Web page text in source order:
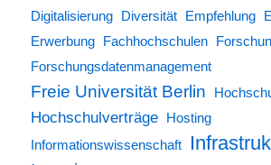
Digitalisierung
Diversität Empfehlung
Erwerbung
Fachhochschulen
Forschungsdatenmanagement
Freie Universität Berlin
Hochschulverträge
Hosting
Informationswissenschaft